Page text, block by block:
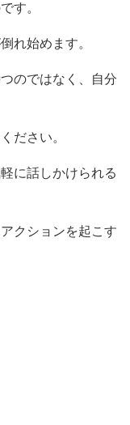
す。
れ始めます。
のではなく、自分
ださい。
に話しかけられる
クションを起こす